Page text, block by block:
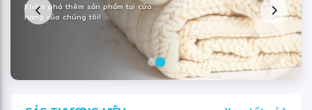
Khám phá thêm sản phẩm tại cửa
hàng của chúng tôi!
Khám phá thêm sản phẩm tại cửa
hàng của chúng tôi!